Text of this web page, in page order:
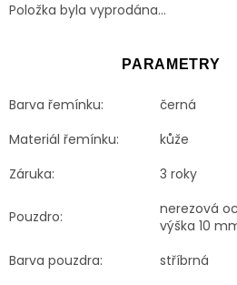
Položka byla vyprodána…
PARAMETRY
Barva řemínku:
černá
Materiál řemínku:
kůže
Záruka:
3 roky
Pouzdro:
nerezová
výška 10
Barva pouzdra:
stříbrná